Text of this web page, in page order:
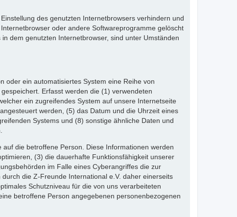
des genutzten Internetbrowsers verhindern und
oder andere Softwareprogramme gelöscht
dem genutzten Internetbrowser, sind unter Umständen
oder ein automatisiertes System eine Reihe von
Erfasst werden die (1) verwendeten
ein zugreifendes System auf unsere Internetseite
werden, (5) das Datum und die Uhrzeit eines
Systems und (8) sonstige ähnliche Daten und
die betroffene Person. Diese Informationen werden
(3) die dauerhafte Funktionsfähigkeit unserer
im Falle eines Cyberangriffes die zur
die Z-Freunde International e.V. daher einerseits
Schutzniveau für die von uns verarbeiteten
betroffene Person angegebenen personenbezogenen